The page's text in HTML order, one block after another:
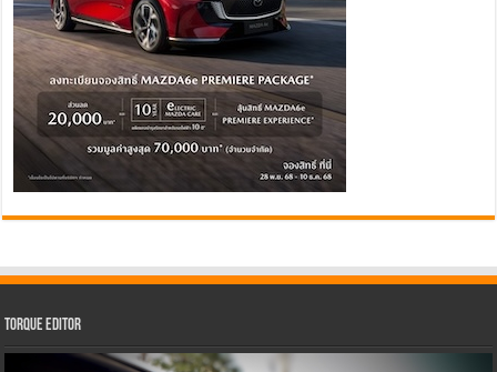
Torque Editor